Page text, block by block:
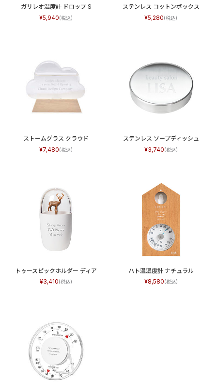
ガリレオ温度計 ドロップ S
5,940
ステンレス コットンボックス
5,280
ストームグラス クラウド
7,480
ステンレス ソープディッシュ
3,740
トゥースピックホルダー ディア
3,410
ハト温湿度計 ナチュラル
8,580